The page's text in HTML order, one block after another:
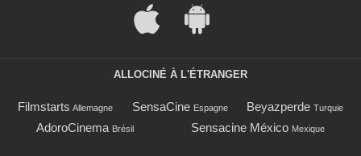
ALLOCINÉ À L'ÉTRANGER
Filmstarts Allemagne SensaCine Espagne Beyazperde Turquie
AdoroCinema Brésil Sensacine México Mexique